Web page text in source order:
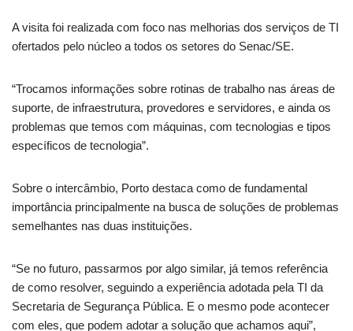
A visita foi realizada com foco nas melhorias dos serviços de TI
ofertados pelo núcleo a todos os setores do Senac/SE.
“Trocamos informações sobre rotinas de trabalho nas áreas de
suporte, de infraestrutura, provedores e servidores, e ainda os
problemas que temos com máquinas, com tecnologias e tipos
específicos de tecnologia”.
Sobre o intercâmbio, Porto destaca como de fundamental
importância principalmente na busca de soluções de problemas
semelhantes nas duas instituições.
“Se no futuro, passarmos por algo similar, já temos referência
de como resolver, seguindo a experiência adotada pela TI da
Secretaria de Segurança Pública. E o mesmo pode acontecer
com eles, que podem adotar a solução que achamos aqui”,